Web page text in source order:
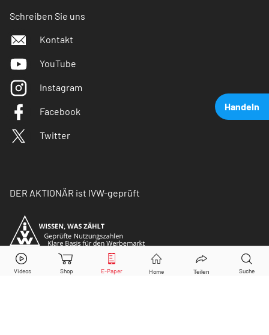
Handeln
Covestro Aktie jetzt handeln?
Schreiben Sie uns
Kontakt
YouTube
Instagram
Facebook
Twitter
DER AKTIONÄR ist IVW-geprüft